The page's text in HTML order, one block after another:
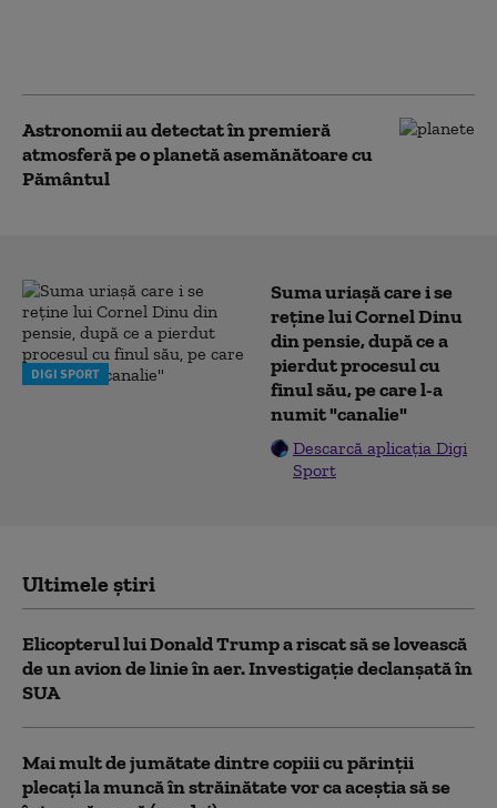
Astronomii au detectat în premieră
atmosferă pe o planetă asemănătoare cu
Pământul
DIGI SPORT
Suma uriașă care i se
reține lui Cornel Dinu
din pensie, după ce a
pierdut procesul cu
finul său, pe care l-a
numit "canalie"
Descarcă aplicația Digi
Sport
Ultimele știri
Elicopterul lui Donald Trump a riscat să se lovească
de un avion de linie în aer. Investigație declanșată în
SUA
Mai mult de jumătate dintre copiii cu părinții
plecați la muncă în străinătate vor ca aceștia să se